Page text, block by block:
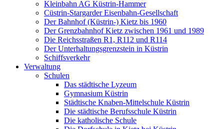
Kleinbahn AG Küstrin-Hammer
Cüstrin-Stargarder Eisenbahn-Gesellschaft
Der Bahnhof (Küstrin-) Kietz bis 1960
Der Grenzbahnhof Kietz zwischen 1961 und 1989
Die Reichsstraßen R1, R112 und R114
Der Unterhaltungsgrenzstein in Küstrin
Schiffsverkehr
Verwaltung
Schulen
Das städtische Lyzeum
Gymnasium Küstrin
Städtische Knaben-Mittelschule Küstrin
Die städtische Berufsschule Küstrin
Die katholische Schule